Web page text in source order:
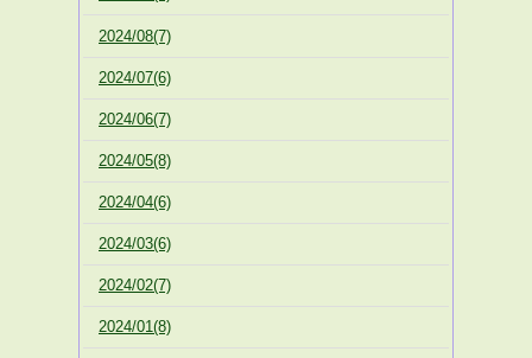
2024/08(7)
2024/07(6)
2024/06(7)
2024/05(8)
2024/04(6)
2024/03(6)
2024/02(7)
2024/01(8)